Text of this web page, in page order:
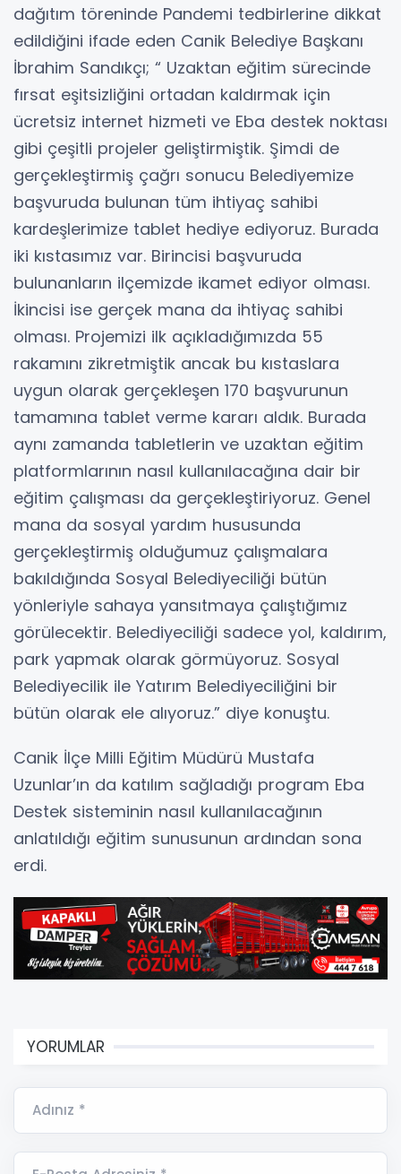
dağıtım töreninde Pandemi tedbirlerine dikkat
edildiğini ifade eden Canik Belediye Başkanı
İbrahim Sandıkçı; “ Uzaktan eğitim sürecinde
fırsat eşitsizliğini ortadan kaldırmak için
ücretsiz internet hizmeti ve Eba destek noktası
gibi çeşitli projeler geliştirmiştik. Şimdi de
gerçekleştirmiş çağrı sonucu Belediyemize
başvuruda bulunan tüm ihtiyaç sahibi
kardeşlerimize tablet hediye ediyoruz. Burada
iki kıstasımız var. Birincisi başvuruda
bulunanların ilçemizde ikamet ediyor olması.
İkincisi ise gerçek mana da ihtiyaç sahibi
olması. Projemizi ilk açıkladığımızda 55
rakamını zikretmiştik ancak bu kıstaslara
uygun olarak gerçekleşen 170 başvurunun
tamamına tablet verme kararı aldık. Burada
aynı zamanda tabletlerin ve uzaktan eğitim
platformlarının nasıl kullanılacağına dair bir
eğitim çalışması da gerçekleştiriyoruz. Genel
mana da sosyal yardım hususunda
gerçekleştirmiş olduğumuz çalışmalara
bakıldığında Sosyal Belediyeciliği bütün
yönleriyle sahaya yansıtmaya çalıştığımız
görülecektir. Belediyeciliği sadece yol, kaldırım,
park yapmak olarak görmüyoruz. Sosyal
Belediyecilik ile Yatırım Belediyeciliğini bir
bütün olarak ele alıyoruz.” diye konuştu.
Canik İlçe Milli Eğitim Müdürü Mustafa
Uzunlar’ın da katılım sağladığı program Eba
Destek sisteminin nasıl kullanılacağının
anlatıldığı eğitim sunusunun ardından sona
erdi.
YORUMLAR
Adınız *